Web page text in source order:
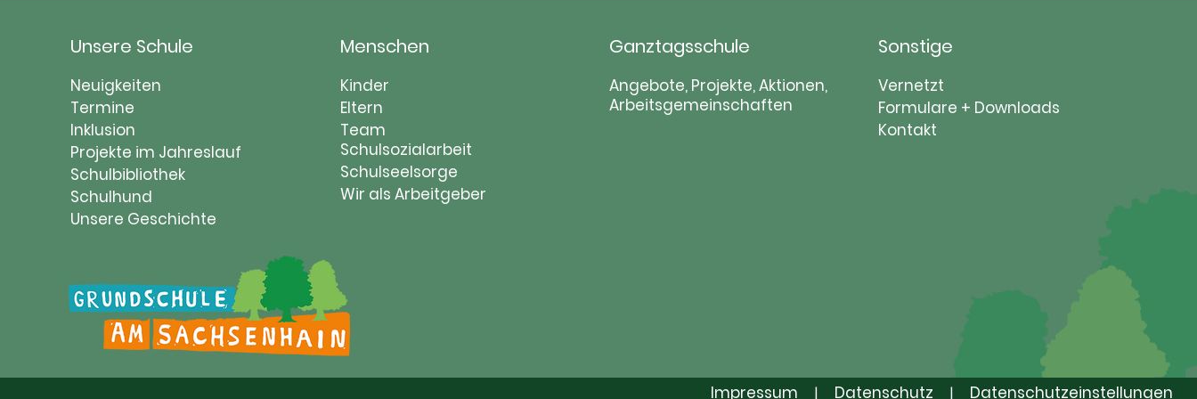
Unsere Schule
Navigation
überspringen
Neuigkeiten
Termine
Inklusion
Projekte im Jahreslauf
Schulbibliothek
Schulhund
Unsere Geschichte
Menschen
Navigation
überspringen
Kinder
Eltern
Team
Schulsozialarbeit
Schulseelsorge
Wir als Arbeitgeber
Ganztagsschule
Navigation
überspringen
Angebote, Projekte, Aktionen,
Arbeitsgemeinschaften
Sonstige
Navigation
überspringen
Vernetzt
Formulare + Downloads
Kontakt
Impressum | Datenschutz | Datenschutzeinstellungen